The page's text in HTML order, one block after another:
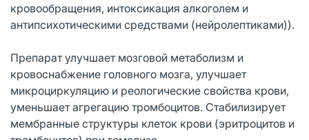
кровообращения, интоксикация алкоголем и
антипсихотическими средствами (нейролептиками)).
Препарат улучшает мозговой метаболизм и
кровоснабжение головного мозга, улучшает
микроциркуляцию и реологические свойства крови,
уменьшает агрегацию тромбоцитов. Стабилизирует
мембранные структуры клеток крови (эритроцитов и